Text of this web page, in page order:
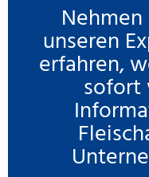
unseren
erfahren,
sofort